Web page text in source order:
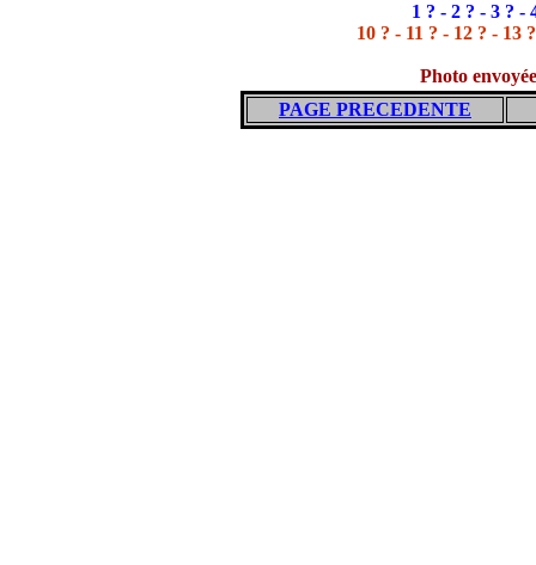
1 ? - 2 ? - 3 ? -
10 ? - 11 ? - 12 ? - 13
Photo
PAGE PRECEDENTE